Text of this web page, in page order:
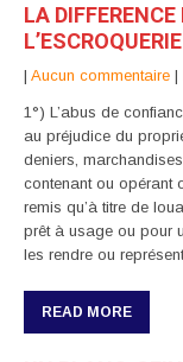
LA
L’ESCROQUERIE
| Aucun commentaire |
1°) L’abus de
au préjudice du
deniers,
contenant ou opérant
remis qu’à titre de
prêt à usage ou pour
les rendre ou
READ MORE